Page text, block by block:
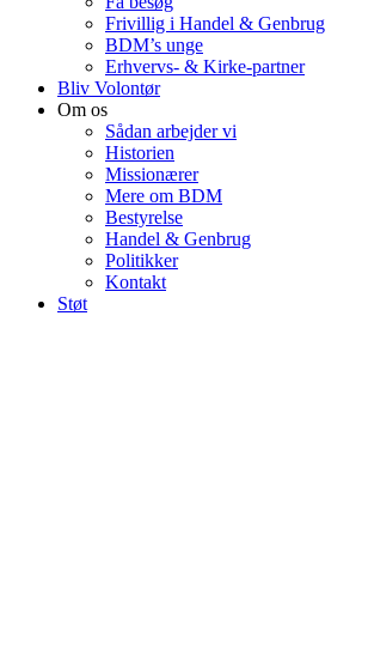
Frivillig i Handel & Genbrug
BDM’s unge
Erhvervs- & Kirke-partner
Bliv Volontør
Om os
Sådan arbejder vi
Historien
Missionærer
Mere om BDM
Bestyrelse
Handel & Genbrug
Politikker
Kontakt
Støt